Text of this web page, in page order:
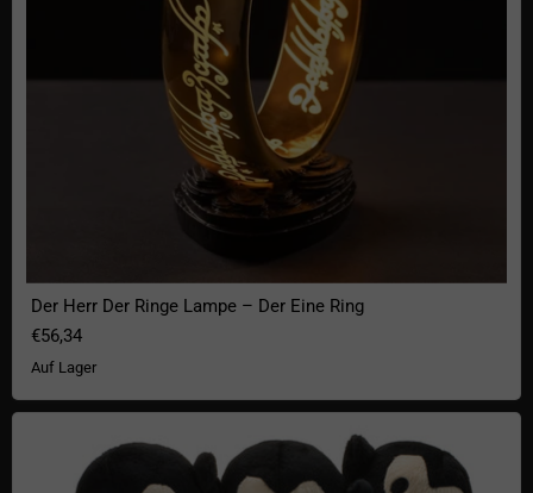
Der Herr Der Ringe Lampe – Der Eine Ring
€56,34
Auf Lager